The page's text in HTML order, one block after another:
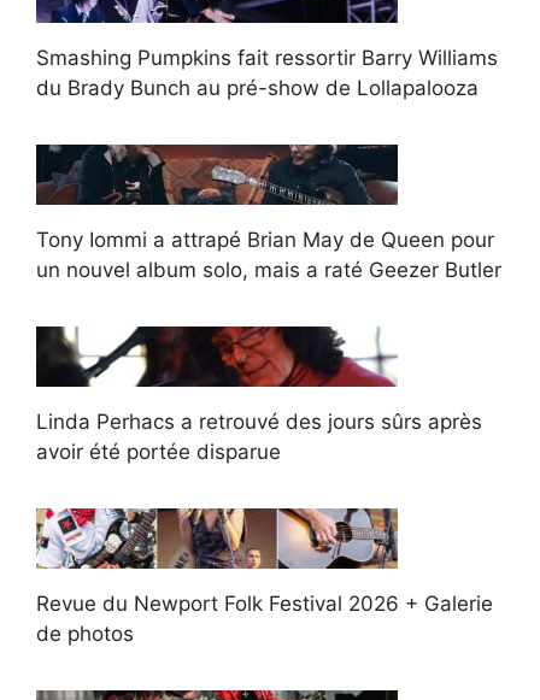
Smashing Pumpkins fait ressortir Barry Williams
du Brady Bunch au pré-show de Lollapalooza
Tony Iommi a attrapé Brian May de Queen pour
un nouvel album solo, mais a raté Geezer Butler
Linda Perhacs a retrouvé des jours sûrs après
avoir été portée disparue
Revue du Newport Folk Festival 2026 + Galerie
de photos